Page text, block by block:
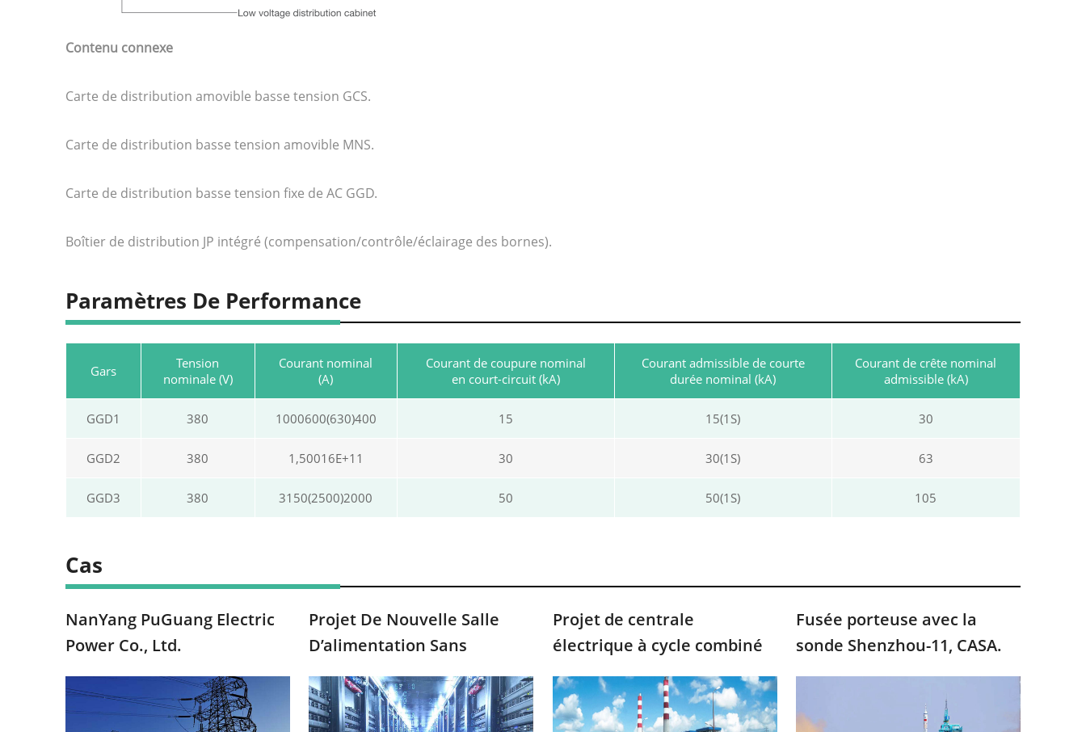
Contenu connexe
Carte de distribution amovible basse tension GCS.
Carte de distribution basse tension amovible MNS.
Carte de distribution basse tension fixe de AC GGD.
Boîtier de distribution JP intégré (compensation/contrôle/éclairage des bornes).
Paramètres De Performance
Gars
Tension
nominale (V)
Courant nominal
(A)
Courant de coupure nominal
en court-circuit (kA)
Courant admissible de courte
durée nominal (kA)
Courant de crête nominal
admissible (kA)
GGD1 380 1000600(630)400 15 15(1S) 30
GGD2 380 1,50016E+11 30 30(1S) 63
GGD3 380 3150(2500)2000 50 50(1S) 105
Cas
NanYang PuGuang Electric
Power Co., Ltd.
Projet De Nouvelle Salle
D’alimentation Sans
Interruption Pour Centre De
Données
Projet de centrale
électrique à cycle combiné
SAIF de 225 MW avec
turbine à gaz, Pakistan
Fusée porteuse avec la
sonde Shenzhou-11, CASA.
2016